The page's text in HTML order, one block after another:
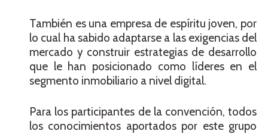
También es una empresa de espíritu joven, por
lo cual ha sabido adaptarse a las exigencias del
mercado y construir estrategias de desarrollo
que le han posicionado como líderes en el
segmento inmobiliario a nivel digital.
Para los participantes de la convención, todos
los conocimientos aportados por este grupo